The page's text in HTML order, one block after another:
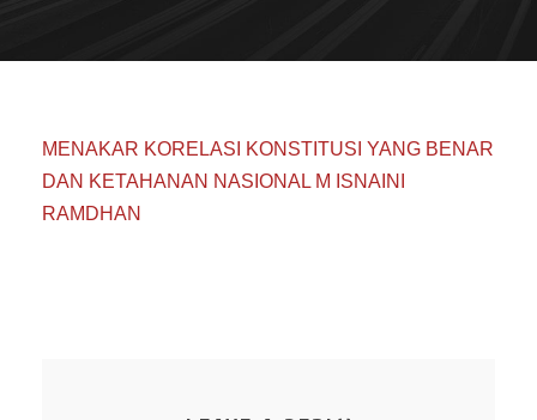
MENAKAR KORELASI KONSTITUSI YANG BENAR
DAN KETAHANAN NASIONAL M ISNAINI
RAMDHAN